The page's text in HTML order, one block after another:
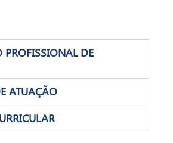
PROFISSIONAL DE
ATUAÇÃO